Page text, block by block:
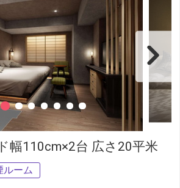
幅110cm×2台 広さ20平米
ルーム